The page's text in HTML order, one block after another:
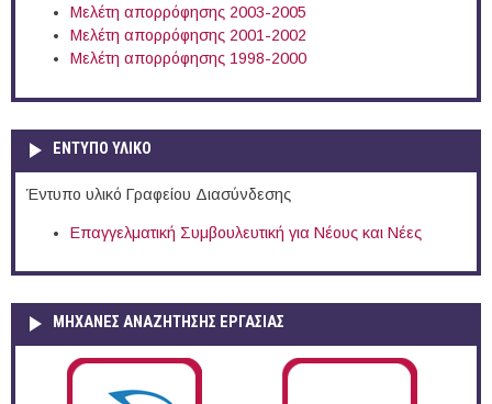
Μελέτη απορρόφησης 2003-2005
Μελέτη απορρόφησης 2001-2002
Μελέτη απορρόφησης 1998-2000
ΕΝΤΥΠΟ ΥΛΙΚΟ
Έντυπο υλικό Γραφείου Διασύνδεσης
Επαγγελματική Συμβουλευτική για Νέους και Νέες
ΜΗΧΑΝΕΣ ΑΝΑΖΗΤΗΣΗΣ ΕΡΓΑΣΙΑΣ